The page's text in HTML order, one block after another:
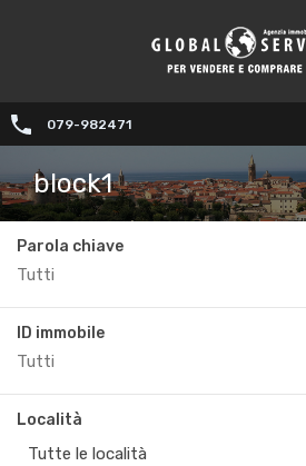
079-982471
block1
Parola chiave
ID immobile
Località
Tutte le località